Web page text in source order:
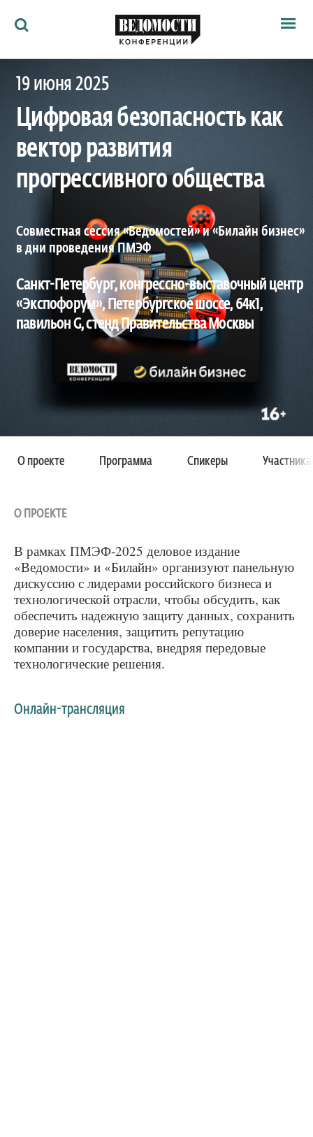
Партнёрам
Ведомости
Как потратить
Ведомости&
19 июня 2025
Цифровая безопасность как
вектор развития
прогрессивного общества
Совместная сессия «Ведомостей» и «Билайн бизнес»
в дни проведения ПМЭФ
Санкт-Петербург, конгрессно-выставочный центр
«Экспофорум», Петербургское шоссе, 64к1,
павильон G, стенд Правительства Москвы
О проекте Программа Спикеры
О ПРОЕКТЕ
В рамках ПМЭФ-2025 деловое издание
«Ведомости» и «Билайн» организуют панельную
дискуссию с лидерами российского бизнеса и
технологической отрасли, чтобы обсудить, как
обеспечить надежную защиту данных, сохранить
доверие населения, защитить репутацию
компании и государства, внедряя передовые
технологические решения.
Онлайн-трансляция